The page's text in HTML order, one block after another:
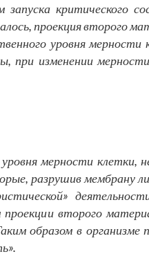
критического
проекция второго
уровня
при изменении
мерности клетки,
разрушив
второго
образом в организме